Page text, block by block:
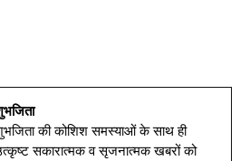
की कोशिश समस्याओं के साथ ही
सकारात्मक व सृजनात्मक खबरों को